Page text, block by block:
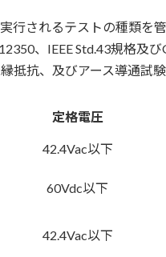
行されるテストの種類を管
、IEEE Std.43規格
抵抗、及びアース導通試験
定格電圧
42.4Vac以下
60Vdc以下
42.4Vac以下